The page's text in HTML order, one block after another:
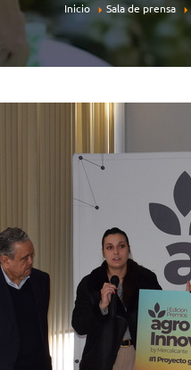
Inicio Sala de prensa